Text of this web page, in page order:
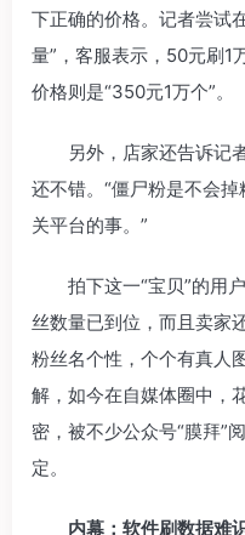
下正确的价格。记者尝试
量”，客服表示，50元刷1
价格则是“350元1万个”。
另外，店家还告诉记者
还不错。“僵尸粉是不会
关平台的事。”
拍下这一“宝贝”的用户
丝数量已到位，而且卖家
粉丝名个性，个个有真人
解，如今在自媒体圈中，
密，被不少公众号“膜拜”
定。
内幕：软件刷数据难